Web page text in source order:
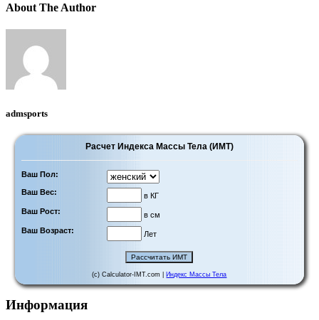
About The Author
admsports
Расчет Индекса Массы Тела (ИМТ)
Ваш Пол:
Ваш Вес:
в КГ
Ваш Рост:
в см
Ваш Возраст:
Лет
(c) Calculator-IMT.com | Индекс Массы Тела
Информация